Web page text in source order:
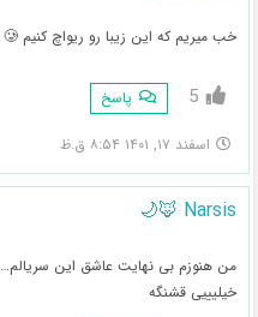
خب میریم که این زیبا رو ریواچ کنیم 🥲
5 پاسخ
اسفند ۱۷, ۱۴۰۱ ۸:۵۴ ق.ظ
Narsis 🦊🌙
من هنوزم بی نهایت عاشق این سریالم…
خیلیییی قشنگه